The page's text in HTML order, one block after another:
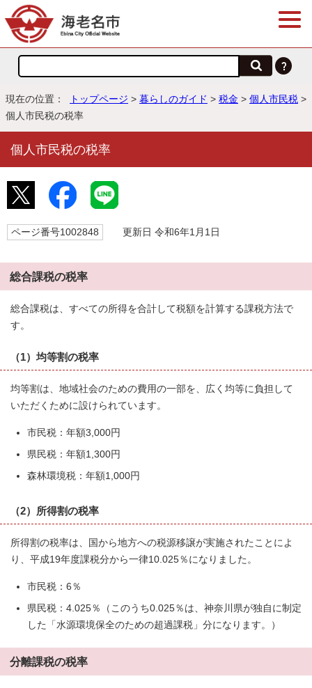
現在の位置： トップページ > 暮らしのガイド > 税金 > 個人市民税 >
個人市民税の税率
個人市民税の税率
ページ番号1002848 更新日 令和6年1月1日
総合課税の税率
総合課税は、すべての所得を合計して税額を計算する課税方法で
す。
（1）均等割の税率
均等割は、地域社会のための費用の一部を、広く均等に負担して
いただくために設けられています。
市民税：年額3,000円
県民税：年額1,300円
森林環境税：年額1,000円
（2）所得割の税率
所得割の税率は、国から地方への税源移譲が実施されたことによ
り、平成19年度課税分から一律10.025％になりました。
市民税：6％
県民税：4.025％（このうち0.025％は、神奈川県が独自に制定
した「水源環境保全のための超過課税」分になります。）
分離課税の税率